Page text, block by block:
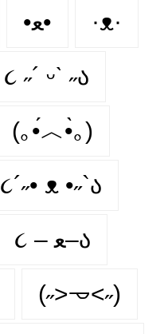
•ﻌ• ·ᴥ·
૮ ˶´ ᵕˋ ˶ა
(｡•́︿•̀｡)
૮´˶• ᴥ •˶`ა
૮ – ﻌ–ა
(˶˃𐃷˂˶)